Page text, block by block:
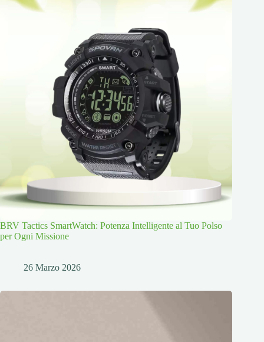
BRV Tactics SmartWatch: Potenza Intelligente al Tuo Polso
per Ogni Missione
26 Marzo 2026